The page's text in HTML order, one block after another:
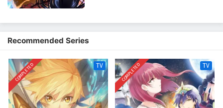
Ushio untuk membersihkan kuil selama beberapa minggu ke depan
Recommended Series
COMPLETED TV COMPLETED TV